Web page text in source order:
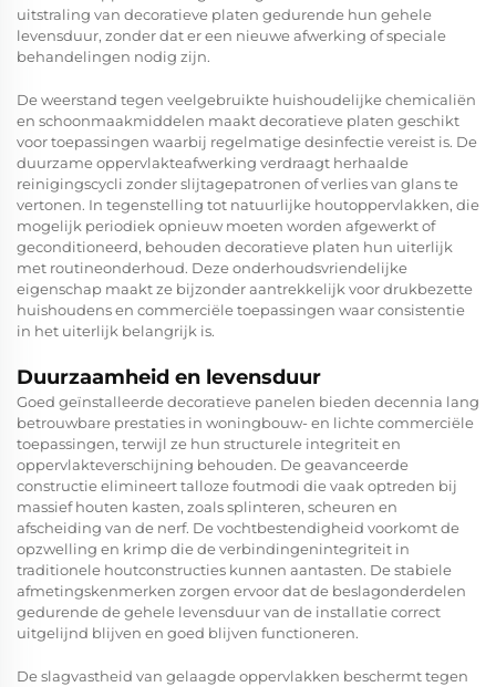
uitstraling van decoratieve platen gedurende hun gehele
levensduur, zonder dat er een nieuwe afwerking of speciale
behandelingen nodig zijn.
De weerstand tegen veelgebruikte huishoudelijke chemicaliën
en schoonmaakmiddelen maakt decoratieve platen geschikt
voor toepassingen waarbij regelmatige desinfectie vereist is. De
duurzame oppervlakteafwerking verdraagt herhaalde
reinigingscycli zonder slijtagepatronen of verlies van glans te
vertonen. In tegenstelling tot natuurlijke houtoppervlakken, die
mogelijk periodiek opnieuw moeten worden afgewerkt of
geconditioneerd, behouden decoratieve platen hun uiterlijk
met routineonderhoud. Deze onderhoudsvriendelijke
eigenschap maakt ze bijzonder aantrekkelijk voor drukbezette
huishoudens en commerciële toepassingen waar consistentie
in het uiterlijk belangrijk is.
Duurzaamheid en levensduur
Goed geïnstalleerde decoratieve panelen bieden decennia lang
betrouwbare prestaties in woningbouw- en lichte commerciële
toepassingen, terwijl ze hun structurele integriteit en
oppervlakteverschijning behouden. De geavanceerde
constructie elimineert talloze foutmodi die vaak optreden bij
massief houten kasten, zoals splinteren, scheuren en
afscheiding van de nerf. De vochtbestendigheid voorkomt de
opzwelling en krimp die de verbindingenintegriteit in
traditionele houtconstructies kunnen aantasten. De stabiele
afmetingskenmerken zorgen ervoor dat de beslagonderdelen
gedurende de gehele levensduur van de installatie correct
uitgelijnd blijven en goed blijven functioneren.
De slagvastheid van gelaagde oppervlakken beschermt tegen